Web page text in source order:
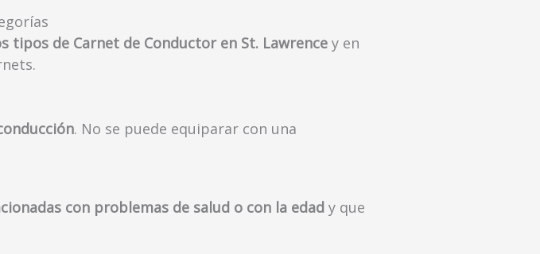
tipos de Carnet de Conductor en St. Lawrence y en
. No se puede equiparar con una
con problemas de salud o con la edad y que